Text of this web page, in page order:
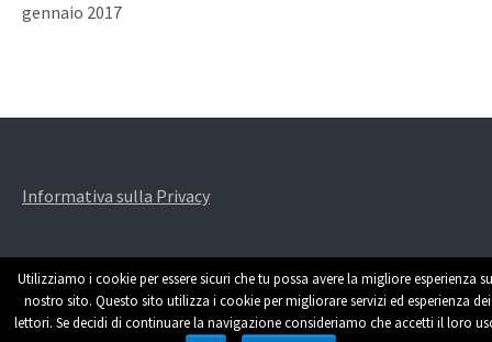
gennaio 2017
Informativa sulla Privacy
Powered byWordPress | Theme byThemehaus
Utilizziamo i cookie per essere sicuri che tu possa avere la migliore esperienza
nostro sito. Questo sito utilizza i cookie per migliorare servizi ed esperienza dei
lettori. Se decidi di continuare la navigazione consideriamo che accetti il loro